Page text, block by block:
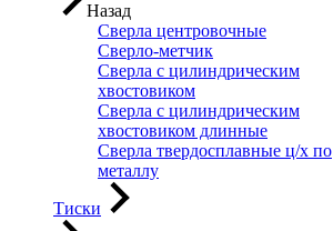
Назад
Сверла центровочные
Сверло-метчик
Сверла с цилиндрическим
хвостовиком
Сверла с цилиндрическим
хвостовиком длинные
Сверла твердосплавные ц/х по
металлу
Тиски